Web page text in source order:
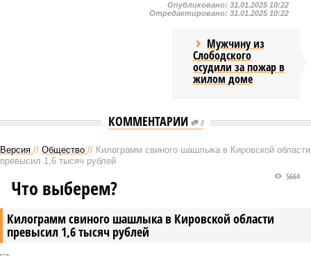
Опубликовано: 31.01.2025 10:22
Отредактировано: 31.01.2025 10:22
Мужчину из
Слободского
осудили за пожар в
жилом доме
КОММЕНТАРИИ 0
Версия // Общество // Килограмм свиного шашлыка в Кировской области
превысил 1,6 тысяч рублей
Килограмм свиного шашлыка в Кировской области
превысил 1,6 тысяч рублей
5664
Что выберем?